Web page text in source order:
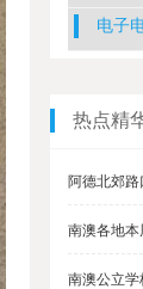
电子
热点精
阿德北郊路
南澳各地本
南澳公立学